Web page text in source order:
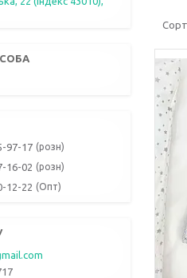
97-17 розн
16-02 розн
12-22 Опт